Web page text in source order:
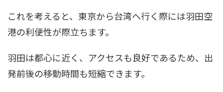
これを考えると、東京から台湾へ行く際には羽田空
港の利便性が際立ちます。
羽田は都心に近く、アクセスも良好であるため、出
発前後の移動時間も短縮できます。